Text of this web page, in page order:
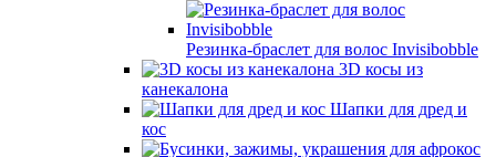
Резинка-браслет для волос Invisibobble
3D косы из
канекалона
Шапки для дред и
кос